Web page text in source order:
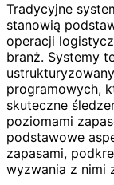
Tradycyjne
stanowią
operacji
branż. Systemy
programowych,
skuteczne
poziomami
podstawowe
zapasami,
wyzwania z nimi